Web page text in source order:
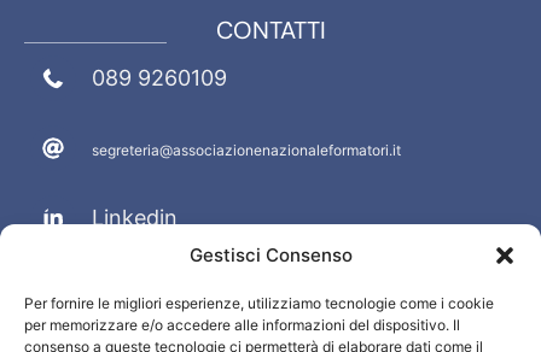
Gestisci Consenso
Per fornire le migliori esperienze, utilizziamo tecnologie come i cookie
per memorizzare e/o accedere alle informazioni del dispositivo. Il
consenso a queste tecnologie ci permetterà di elaborare dati come il
CONTATTI
089 9260109
segreteria@associazionenazionaleformatori.it
Linkedin